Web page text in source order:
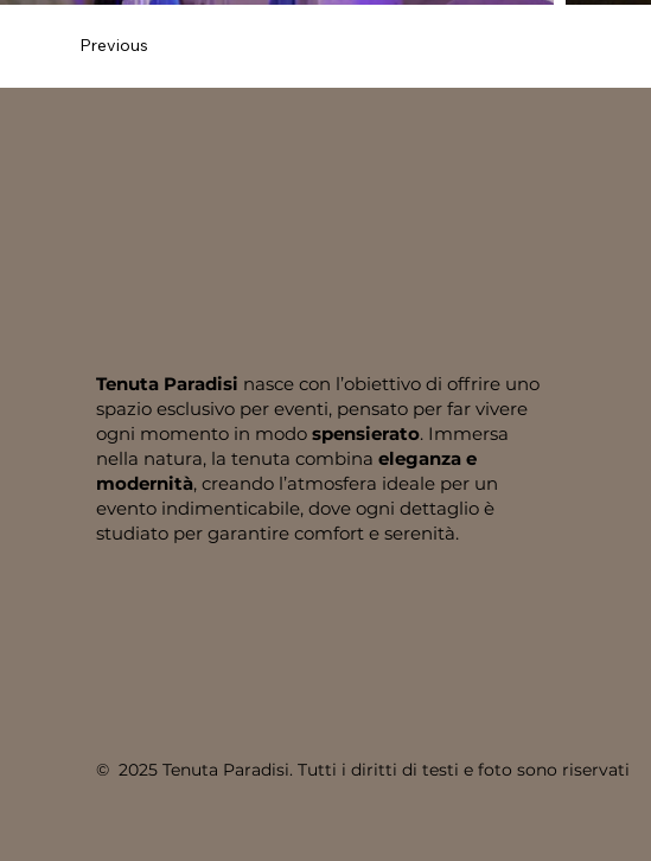
Previous
Tenuta Paradisi nasce con l’obiettivo di offrire uno
spazio esclusivo per eventi, pensato per far vivere
ogni momento in modo spensierato. Immersa
nella natura, la tenuta combina eleganza e
modernità, creando l’atmosfera ideale per un
evento indimenticabile, dove ogni dettaglio è
studiato per garantire comfort e serenità.
© 2025 Tenuta Paradisi. Tutti i diritti di testi e foto sono riservati